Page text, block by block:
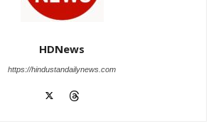
HDNews
https://hindustandailynews.com